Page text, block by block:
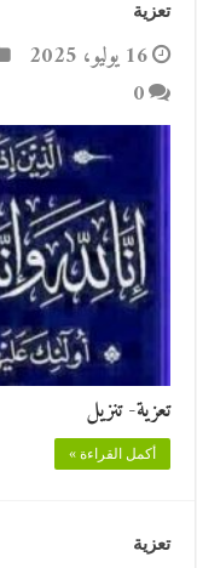
تعزية
16 يوليو، 2025
0
تعزية- تنزيل
أكمل القراءة »
تعزية